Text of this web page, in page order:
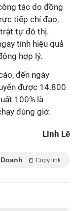
tác do đồng
tiếp chỉ đạo,
tự đô thị.
tính hiệu quả
hợp lý.
đến ngày
được 14.800
100% là
đúng giờ.
Linh Lê
Copy link